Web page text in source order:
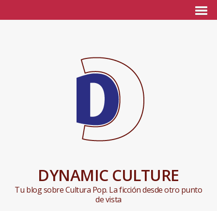
DYNAMIC CULTURE
Tu blog sobre Cultura Pop. La ficción desde otro punto
de vista